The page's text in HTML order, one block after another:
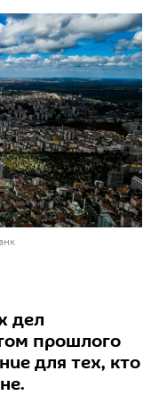
дел
прошлого
для тех, кто